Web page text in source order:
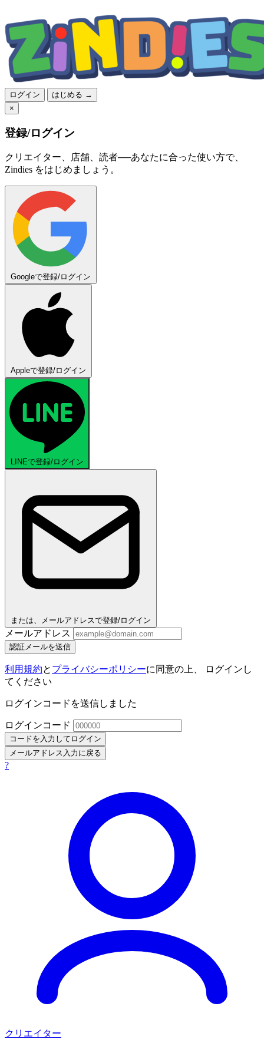
ログイン
はじめる →
×
登録/ログイン
クリエイター、店舗、読者──あなたに合った使い方で、
Zindies をはじめましょう。
Googleで登録/ログイン
Appleで登録/ログイン
LINEで登録/ログイン
または、メールアドレスで登録/ログイン
メールアドレス
認証メールを送信
利用規約と プライバシーポリシーに同意の上、 ログインし
てください
ログインコードを送信しました
ログインコード
コードを入力してログイン
メールアドレス入力に戻る
?
クリエイター